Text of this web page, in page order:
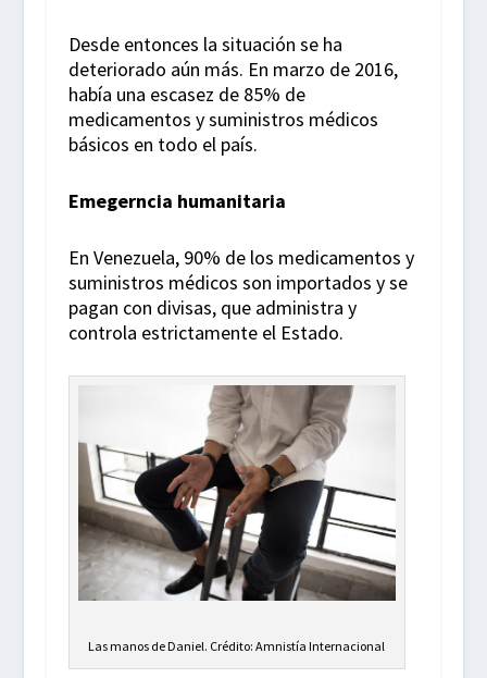
Desde entonces la situación se ha
deteriorado aún más. En marzo de 2016,
había una escasez de 85% de
medicamentos y suministros médicos
básicos en todo el país.
Emegerncia humanitaria
En Venezuela, 90% de los medicamentos y
suministros médicos son importados y se
pagan con divisas, que administra y
controla estrictamente el Estado.
Las manos de Daniel. Crédito: Amnistía Internacional